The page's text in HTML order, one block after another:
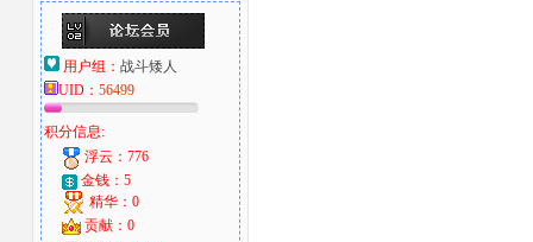
用户组： 战斗矮人
UID： 56499
积分信息:
浮云：776
金钱：5
精华：0
贡献：0